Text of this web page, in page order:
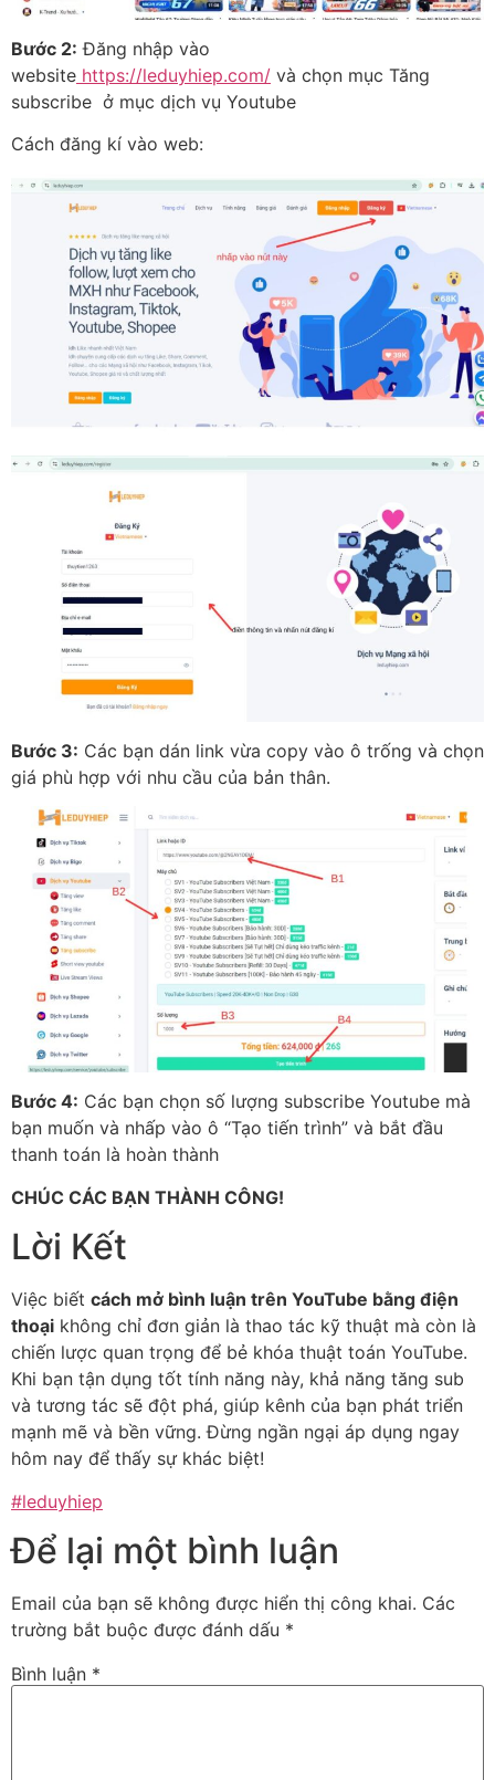
Bước 2: Đăng nhập vào
website https://leduyhiep.com/ và chọn mục Tăng
subscribe ở mục dịch vụ Youtube
Cách đăng kí vào web:
Bước 3: Các bạn dán link vừa copy vào ô trống và chọn
giá phù hợp với nhu cầu của bản thân.
Bước 4: Các bạn chọn số lượng subscribe Youtube mà
bạn muốn và nhấp vào ô “Tạo tiến trình” và bắt đầu
thanh toán là hoàn thành
CHÚC CÁC BẠN THÀNH CÔNG!
Lời Kết
Việc biết cách mở bình luận trên YouTube bằng điện
thoại không chỉ đơn giản là thao tác kỹ thuật mà còn là
chiến lược quan trọng để bẻ khóa thuật toán YouTube.
Khi bạn tận dụng tốt tính năng này, khả năng tăng sub
và tương tác sẽ đột phá, giúp kênh của bạn phát triển
mạnh mẽ và bền vững. Đừng ngần ngại áp dụng ngay
hôm nay để thấy sự khác biệt!
#leduyhiep
Để lại một bình luận
Email của bạn sẽ không được hiển thị công khai. Các
trường bắt buộc được đánh dấu *
Bình luận *